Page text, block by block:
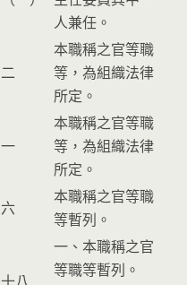
人兼任。
二
本職稱之官等職
等，為組織法律
所定。
一
本職稱之官等職
等，為組織法律
所定。
六
本職稱之官等職
等暫列。
一、本職稱之官
等職等暫列。